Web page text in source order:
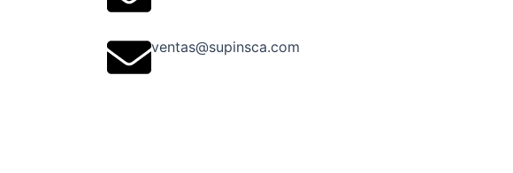
ventas@supinsca.com